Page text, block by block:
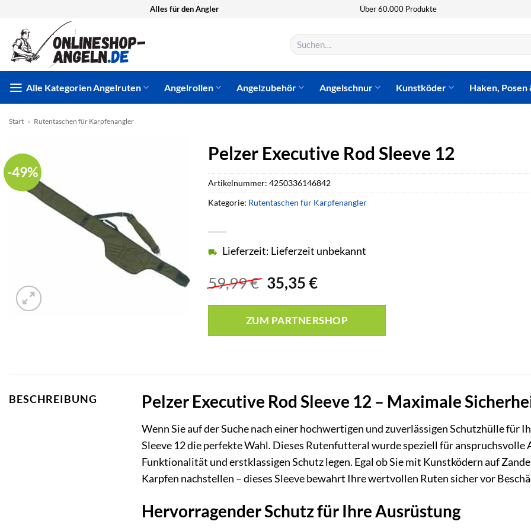
springen
Alles für den Angler Über 60.000 Produkte
Suchen
nach:
Alle KategorienAngelruten Angelrollen Angelzubehör Angelschnur Kunstköder Haken, Posen
Start » Rutentaschen für Karpfenangler
-49%
Pelzer Executive Rod Sleeve 12
59,99€ Ursprünglicher
Preis
war:
59,99 €
35,35€Aktueller
ist:
35,35 €.
Lieferzeit: Lieferzeit unbekannt
ZUM PARTNERSHOP
Artikelnummer: 4250336146842
Kategorie: Rutentaschen für Karpfenangler
BESCHREIBUNG Pelzer Executive Rod Sleeve 12 – Maximale
Wenn Sie auf der Suche nach einer hochwertigen und zuverlässigen Schutzhülle für
Sleeve 12 die perfekte Wahl. Dieses Rutenfutteral wurde speziell für
Funktionalität und erstklassigen Schutz legen. Egal ob Sie mit Kunstködern auf
Karpfen nachstellen – dieses Sleeve bewahrt Ihre wertvollen Ruten sicher vor
Hervorragender Schutz für Ihre Ausrüstung